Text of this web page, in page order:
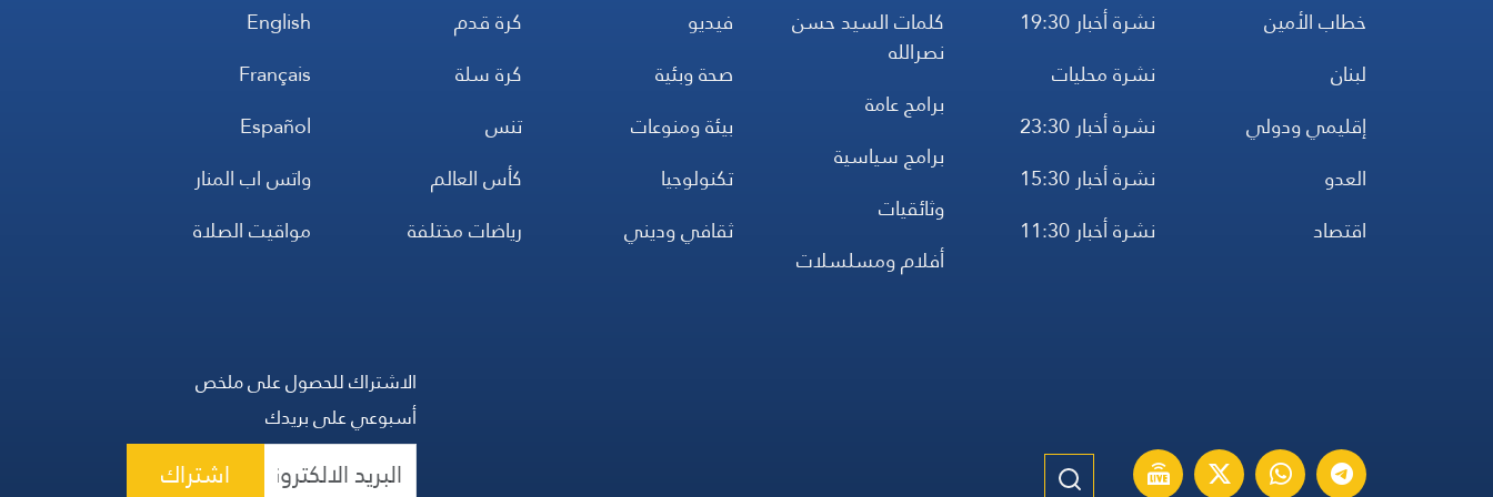
خطاب الأمين
لبنان
إقليمي ودولي
العدو
اقتصاد
نشرة أخبار 19:30
نشرة محليات
نشرة أخبار 23:30
نشرة أخبار 15:30
نشرة أخبار 11:30
كلمات السيد حسن
نصرالله
برامج عامة
برامج سياسية
وثائقيات
أفلام ومسلسلات
فيديو
صحة وبئية
بيئة ومنوعات
تكنولوجيا
ثقافي وديني
كرة قدم
كرة سلة
تنس
كأس العالم
رياضات مختلفة
English
Français
Español
واتس اب المنار
مواقيت الصلاة
الاشتراك للحصول على ملخص
أسبوعي على بريدك
اشتراك